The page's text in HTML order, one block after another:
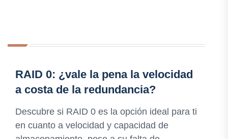
RAID 0: ¿vale la pena la velocidad
a costa de la redundancia?
Descubre si RAID 0 es la opción ideal para ti
en cuanto a velocidad y capacidad de